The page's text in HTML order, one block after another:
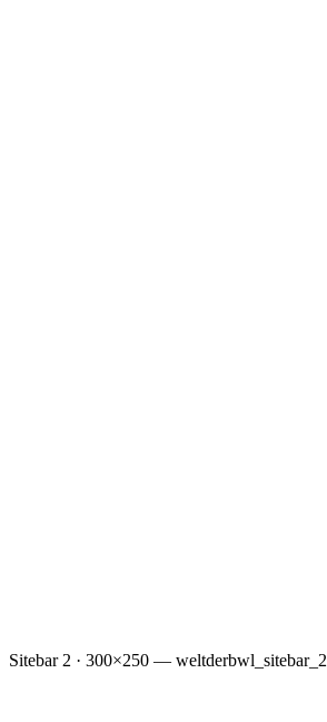
Sitebar 2 · 300×250 — weltderbwl_sitebar_2